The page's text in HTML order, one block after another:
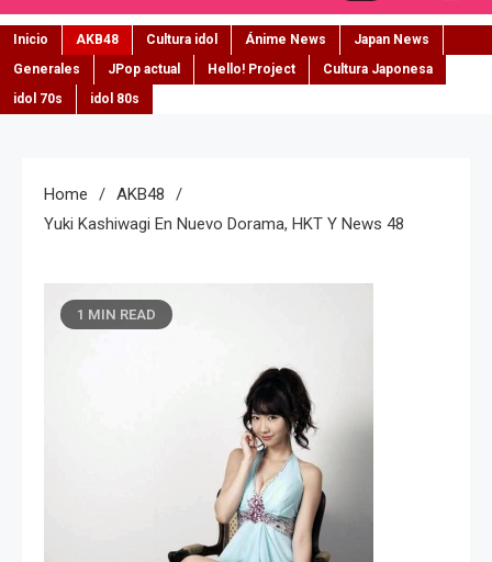
Inicio AKB48 Cultura idol Ánime News
Japan News
Generales
JPop actual Hello! Project
Cultura Japonesa
idol 70s
idol 80s
Home
AKB48
Yuki Kashiwagi En Nuevo Dorama, HKT Y News 48
1 MIN READ